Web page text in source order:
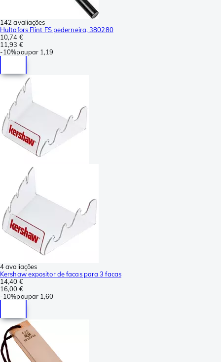
142 avaliações
Hultafors Flint FS pederneira, 380280
10,74 €
11,93 €
-10%poupar 1,19
4 avaliações
Kershaw expositor de facas para 3 facas
14,40 €
16,00 €
-10%poupar 1,60